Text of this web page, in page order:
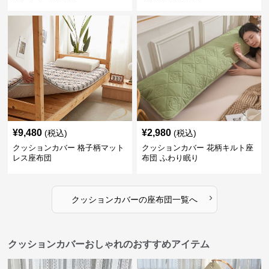
¥9,480 (税込)
クッションカバー 格子柄マット
レス座布団
¥2,980 (税込)
クッションカバー 花柄キルト座
布団 ふわり眠り
クッションカバーの座布団一覧へ ›
クッションカバーおしゃれのおすすめアイテム